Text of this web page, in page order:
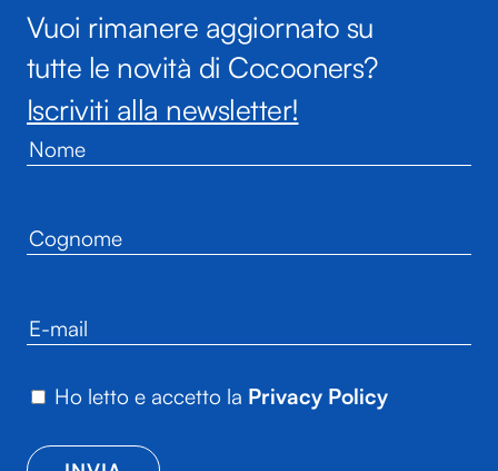
Vuoi rimanere aggiornato su
tutte le novità di Cocooners?
Iscriviti alla newsletter!
Ho letto e accetto la Privacy Policy